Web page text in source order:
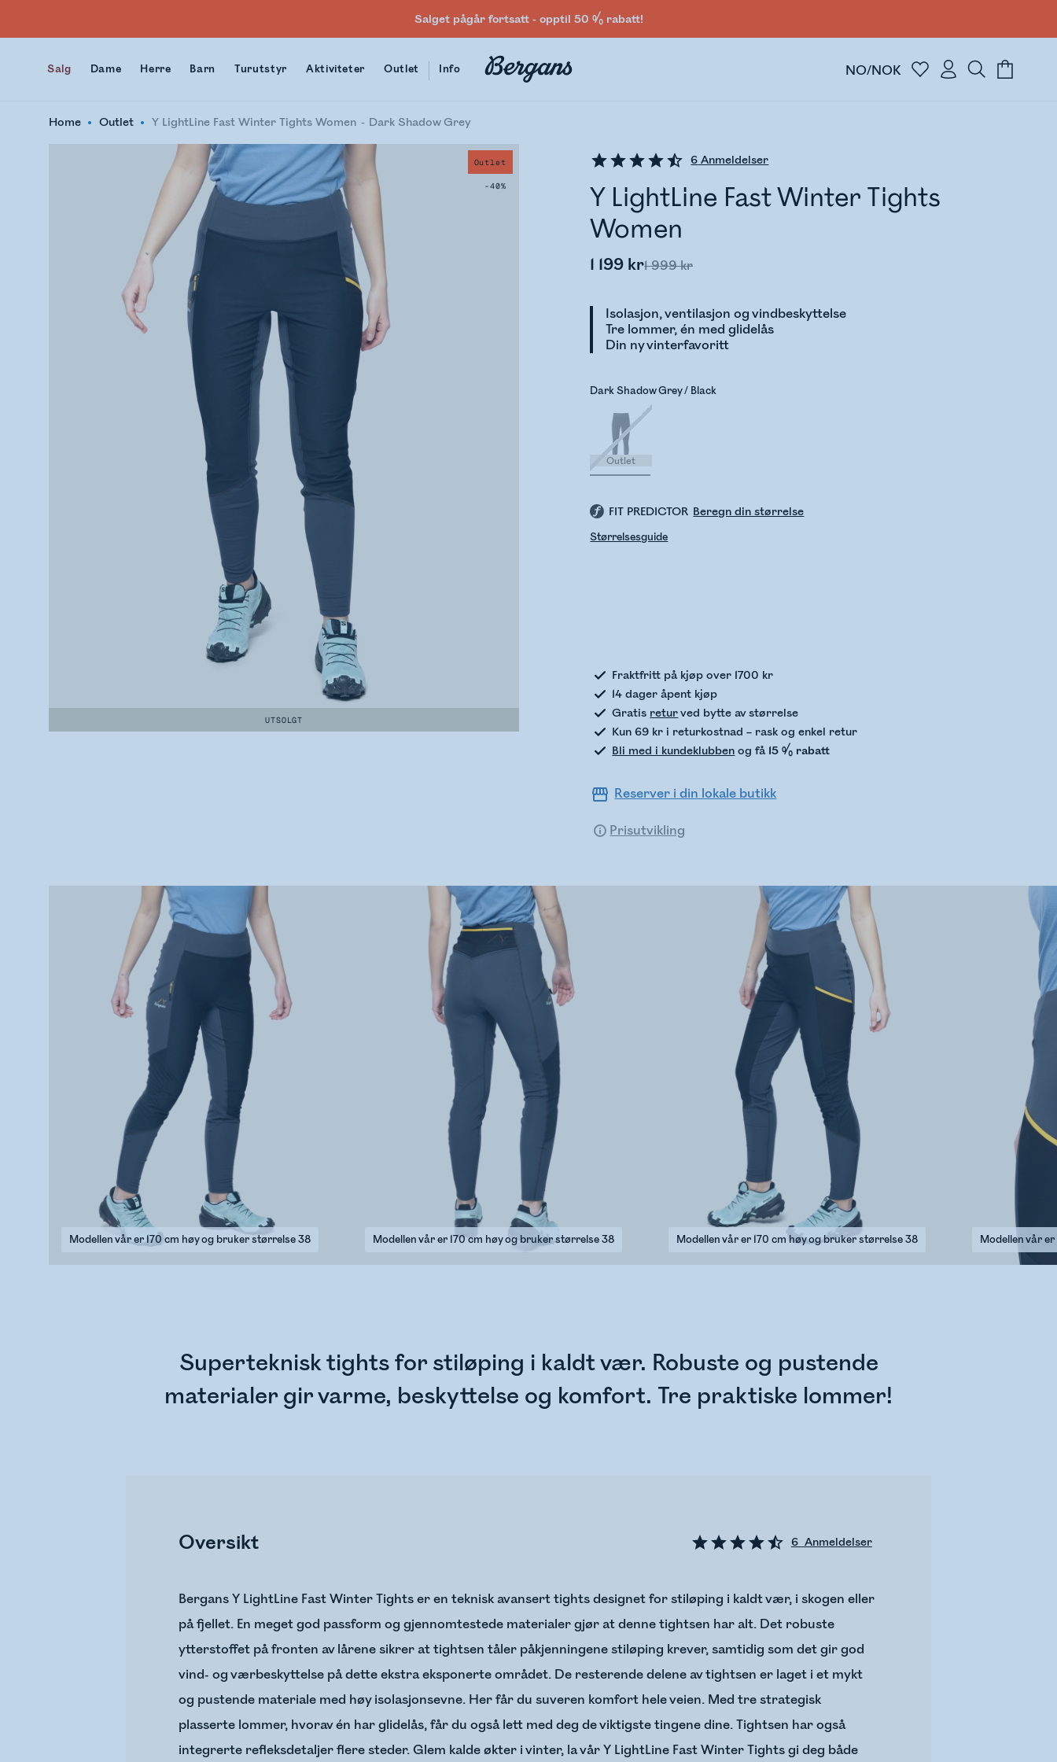
Salget pågår fortsatt - opptil 50 % rabatt!
Salg Dame Herre Barn Turutstyr Aktiviteter Outlet Info NO/NOK
Home Outlet Y LightLine Fast Winter Tights Women Dark Shadow Grey
Outlet
-40%
UTSOLGT
6 Anmeldelser
Y LightLine Fast Winter Tights
Women
1 199 kr1 999 kr
Isolasjon, ventilasjon og vindbeskyttelse
Tre lommer, én med glidelås
Din ny vinterfavoritt
Dark Shadow Grey / Black
Outlet
FIT PREDICTOR Beregn din størrelse
Størrelsesguide
Fraktfritt på kjøp over 1700 kr
14 dager åpent kjøp
Gratis returved bytte av størrelse
Kun 69 kr i returkostnad – rask og enkel retur
Bli med i kundeklubben og få 15 % rabatt
Reserver i din lokale butikk
Prisutvikling
Modellen vår er 170 cm høy og bruker størrelse 38 Modellen vår er 170 cm høy og bruker størrelse 38 Modellen vår er 170 cm høy og bruker størrelse 38 Modellen vår
Superteknisk tights for stiløping i kaldt vær. Robuste og pustende
materialer gir varme, beskyttelse og komfort. Tre praktiske lommer!
Oversikt 6 Anmeldelser
Bergans Y LightLine Fast Winter Tights er en teknisk avansert tights designet for stiløping i kaldt vær, i skogen eller
på fjellet. En meget god passform og gjennomtestede materialer gjør at denne tightsen har alt. Det robuste
ytterstoffet på fronten av lårene sikrer at tightsen tåler påkjenningene stiløping krever, samtidig som det gir god
vind- og værbeskyttelse på dette ekstra eksponerte området. De resterende delene av tightsen er laget i et mykt
og pustende materiale med høy isolasjonsevne. Her får du suveren komfort hele veien. Med tre strategisk
plasserte lommer, hvorav én har glidelås, får du også lett med deg de viktigste tingene dine. Tightsen har også
integrerte refleksdetaljer flere steder. Glem kalde økter i vinter, la vår Y LightLine Fast Winter Tights gi deg både